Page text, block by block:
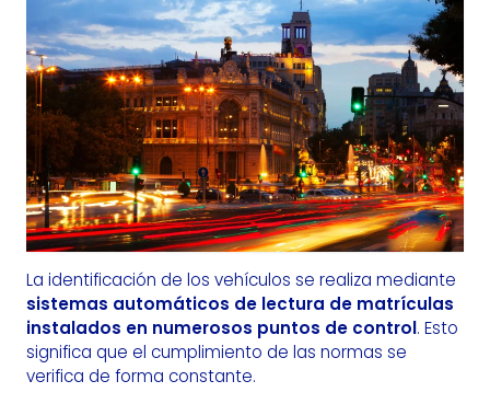
La identificación de los vehículos se realiza mediante
sistemas automáticos de lectura de matrículas
instalados en numerosos puntos de control. Esto
significa que el cumplimiento de las normas se
verifica de forma constante.